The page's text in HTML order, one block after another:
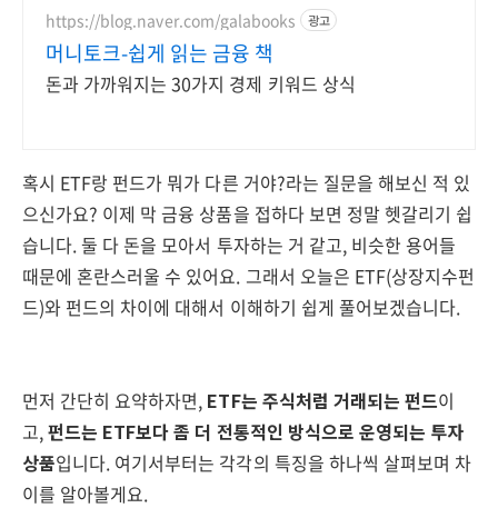
https://blog.naver.com/galabooks 광고
머니토크-쉽게 읽는 금융 책
돈과 가까워지는 30가지 경제 키워드 상식
혹시 ETF랑 펀드가 뭐가 다른 거야?라는 질문을 해보신 적 있
으신가요? 이제 막 금융 상품을 접하다 보면 정말 헷갈리기 쉽
습니다. 둘 다 돈을 모아서 투자하는 거 같고, 비슷한 용어들
때문에 혼란스러울 수 있어요. 그래서 오늘은 ETF(상장지수펀
드)와 펀드의 차이에 대해서 이해하기 쉽게 풀어보겠습니다.
먼저 간단히 요약하자면, ETF는 주식처럼 거래되는 펀드이
고,펀드는 ETF보다 좀 더 전통적인 방식으로 운영되는 투자
상품입니다. 여기서부터는 각각의 특징을 하나씩 살펴보며 차
이를 알아볼게요.